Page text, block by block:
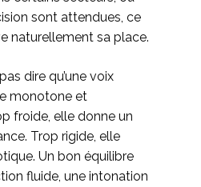
sont attendues, ce
naturellement sa place.
dire qu’une voix
monotone et
froide, elle donne un
Trop rigide, elle
Un bon équilibre
fluide, une intonation